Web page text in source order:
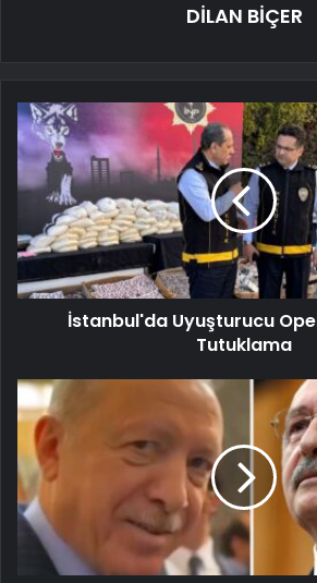
DİLAN BİÇER
İstanbul'da Uyuşturucu
Tutuklama